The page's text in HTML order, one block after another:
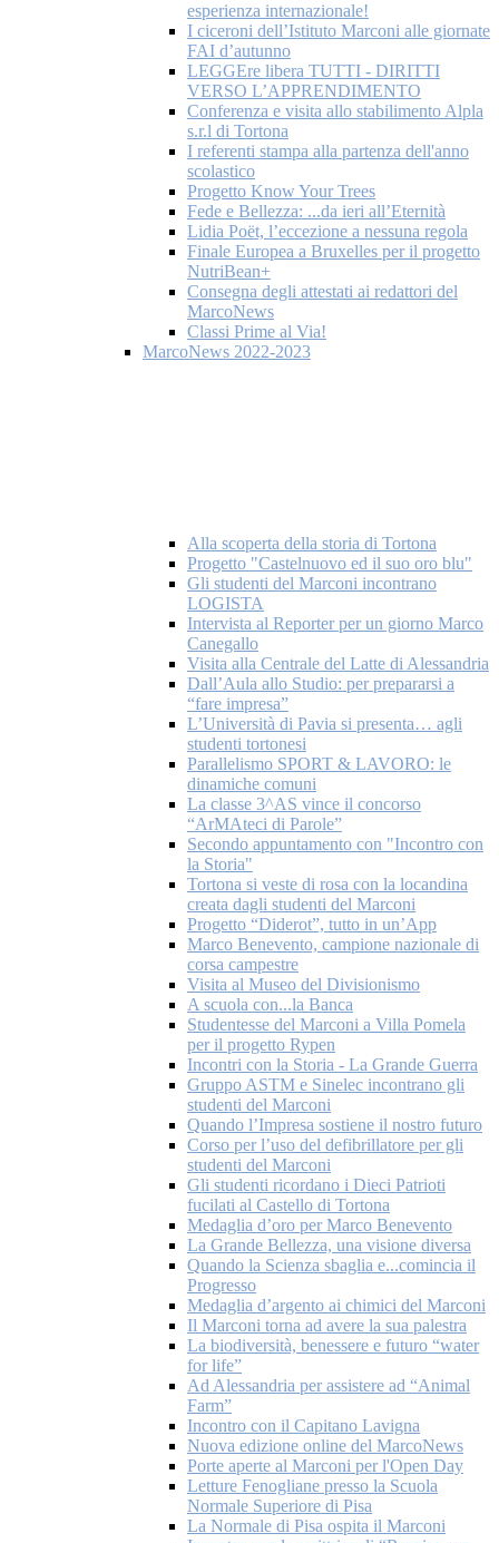
esperienza internazionale!
I ciceroni dell’Istituto Marconi alle giornate
FAI d’autunno
LEGGEre libera TUTTI - DIRITTI
VERSO L’APPRENDIMENTO
Conferenza e visita allo stabilimento Alpla
s.r.l di Tortona
I referenti stampa alla partenza dell'anno
scolastico
Progetto Know Your Trees
Fede e Bellezza: ...da ieri all’Eternità
Lidia Poët, l’eccezione a nessuna regola
Finale Europea a Bruxelles per il progetto
NutriBean+
Consegna degli attestati ai redattori del
MarcoNews
Classi Prime al Via!
MarcoNews 2022-2023
Alla scoperta della storia di Tortona
Progetto "Castelnuovo ed il suo oro blu"
Gli studenti del Marconi incontrano
LOGISTA
Intervista al Reporter per un giorno Marco
Canegallo
Visita alla Centrale del Latte di Alessandria
Dall’Aula allo Studio: per prepararsi a
“fare impresa”
L’Università di Pavia si presenta… agli
studenti tortonesi
Parallelismo SPORT & LAVORO: le
dinamiche comuni
La classe 3^AS vince il concorso
“ArMAteci di Parole”
Secondo appuntamento con "Incontro con
la Storia"
Tortona si veste di rosa con la locandina
creata dagli studenti del Marconi
Progetto “Diderot”, tutto in un’App
Marco Benevento, campione nazionale di
corsa campestre
Visita al Museo del Divisionismo
A scuola con...la Banca
Studentesse del Marconi a Villa Pomela
per il progetto Rypen
Incontri con la Storia - La Grande Guerra
Gruppo ASTM e Sinelec incontrano gli
studenti del Marconi
Quando l’Impresa sostiene il nostro futuro
Corso per l’uso del defibrillatore per gli
studenti del Marconi
Gli studenti ricordano i Dieci Patrioti
fucilati al Castello di Tortona
Medaglia d’oro per Marco Benevento
La Grande Bellezza, una visione diversa
Quando la Scienza sbaglia e...comincia il
Progresso
Medaglia d’argento ai chimici del Marconi
Il Marconi torna ad avere la sua palestra
La biodiversità, benessere e futuro “water
for life”
Ad Alessandria per assistere ad “Animal
Farm”
Incontro con il Capitano Lavigna
Nuova edizione online del MarcoNews
Porte aperte al Marconi per l'Open Day
Letture Fenogliane presso la Scuola
Normale Superiore di Pisa
La Normale di Pisa ospita il Marconi